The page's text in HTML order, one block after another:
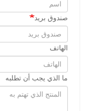
صندوق بريد
الهاتف
ما الذي يجب أن تطلبه